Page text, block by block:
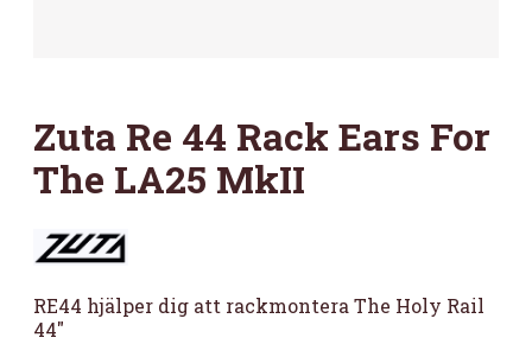
Zuta Re 44 Rack Ears For
The LA25 MkII
RE44 hjälper dig att rackmontera The Holy Rail
44″